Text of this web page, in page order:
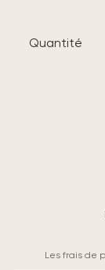
Quantité
Les frais de